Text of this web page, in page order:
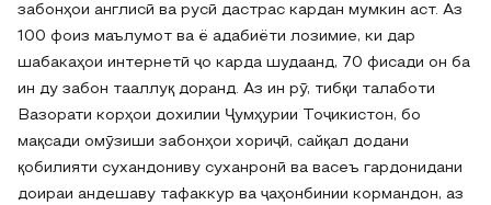
забонҳои англисӣ ва русӣ дастрас кардан мумкин аст. Аз
100 фоиз маълумот ва ё адабиёти лозимие, ки дар
шабакаҳои интернетӣ ҷо карда шудаанд, 70 фисади он ба
ин ду забон тааллуқ доранд. Аз ин рӯ, тибқи талаботи
Вазорати корҳои дохилии Ҷумҳурии Тоҷикистон, бо
мақсади омӯзиши забонҳои хориҷӣ, сайқал додани
қобилияти сухандониву суханронӣ ва васеъ гардонидани
доираи андешаву тафаккур ва ҷаҳонбинии кормандон, аз